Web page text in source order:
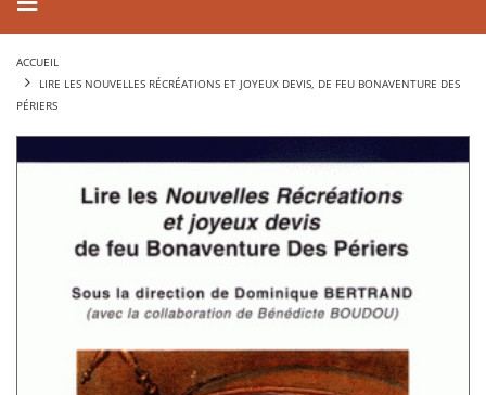
ACCUEIL
LIRE LES NOUVELLES RÉCRÉATIONS ET JOYEUX DEVIS, DE FEU BONAVENTURE DES
PÉRIERS